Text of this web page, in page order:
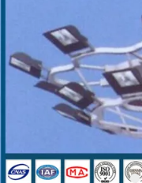
УЕДИНЕНИЯ